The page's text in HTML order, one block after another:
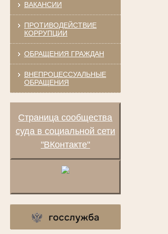
ВАКАНСИИ
ПРОТИВОДЕЙСТВИЕ
КОРРУПЦИИ
ОБРАЩЕНИЯ ГРАЖДАН
ВНЕПРОЦЕССУАЛЬНЫЕ
ОБРАЩЕНИЯ
Страница сообщества
суда в социальной сети
"ВКонтакте"